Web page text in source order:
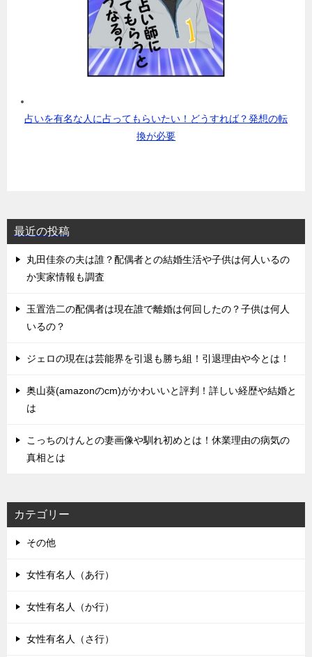
占いを有名な人に占ってもらいたい！どうすれば？発想の転
換が必要
最近の投稿
丸田佳奈の夫は誰？配偶者との結婚生活や子供は何人いるの
か実家情報も調査
玉置浩二の配偶者は現在誰で離婚は何回したの？子供は何人
いるの？
ジェロの現在は芸能界を引退も勝ち組！引退理由や今とは！
奥山葵(amazonのcm)がかわいいと評判！詳しい経歴や結婚と
は
こっちのけんとの妻画像や馴れ初めとは！休業理由の病気の
真相とは
カテゴリー
その他
女性有名人（あ行）
女性有名人（か行）
女性有名人（さ行）